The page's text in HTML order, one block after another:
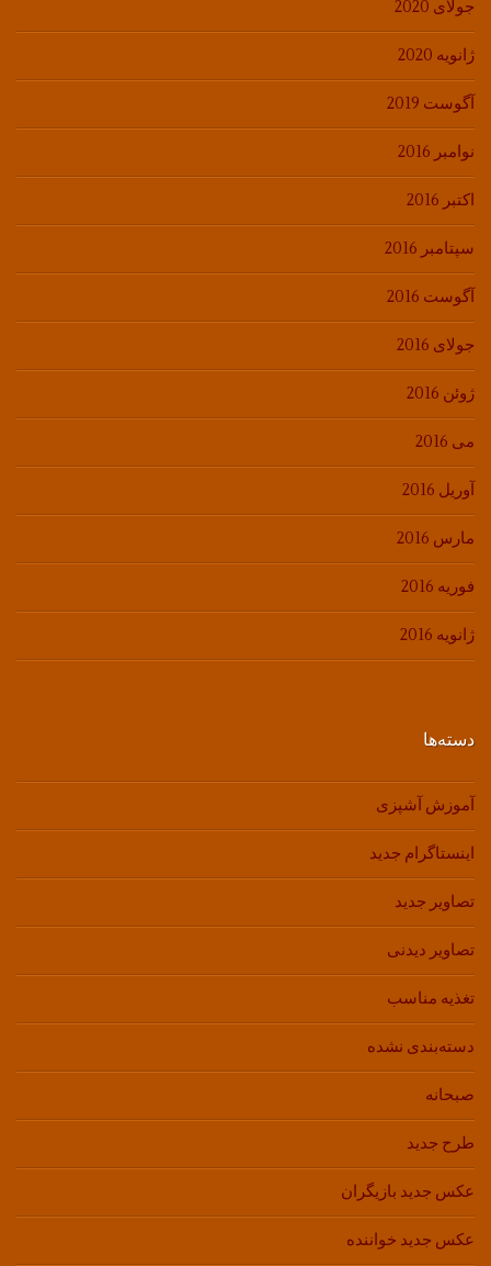
جولای 2020
ژانویه 2020
آگوست 2019
نوامبر 2016
اکتبر 2016
سپتامبر 2016
آگوست 2016
جولای 2016
ژوئن 2016
می 2016
آوریل 2016
مارس 2016
فوریه 2016
ژانویه 2016
دسته‌ها
آموزش آشپزی
اینستاگرام جدید
تصاویر جدید
تصاویر دیدنی
تغذیه مناسب
دسته‌بندی نشده
صبحانه
طرح جدید
عکس جدید بازیگران
عکس جدید خواننده